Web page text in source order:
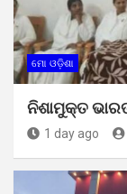
ମୋ ଓଡ଼ିଶା
ନିଶାମୁକ୍ତ
1 day ago